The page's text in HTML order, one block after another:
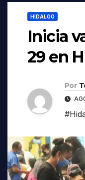
HIDALGO
Inicia
29 en
Por